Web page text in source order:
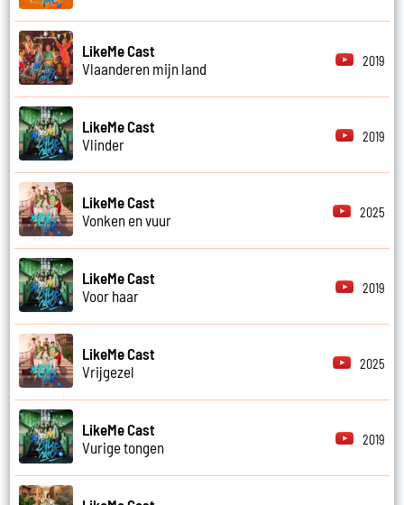
LikeMe Cast
Vlaanderen mijn land
2019
LikeMe Cast
Vlinder
2019
LikeMe Cast
Vonken en vuur
2025
LikeMe Cast
Voor haar
2019
LikeMe Cast
Vrijgezel
2025
LikeMe Cast
Vurige tongen
2019